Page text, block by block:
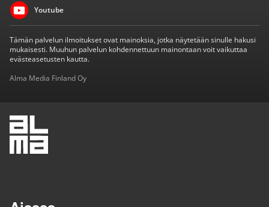
Youtube
Tämän palvelun ilmoitukset ovat mainoksia, jotka näytetään sinulle hakusi
mukaisesti. Muuhun palvelun kohdennettuun mainontaan voit vaikuttaa
evästeasetusten kautta.
Alma Media Finland Oy